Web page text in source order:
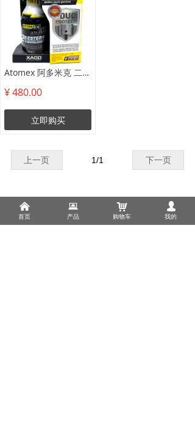
Atomex 阿多米克 二维再生修复剂
¥ 480.00
立即购买
上一页 下一页
1/1
낀
首页
뀵
产品
낙
购物车
넙
我的